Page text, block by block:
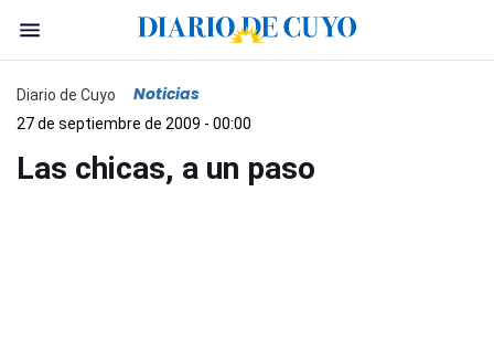
Diario de Cuyo Noticias
27 de septiembre de 2009 - 00:00
Las chicas, a un paso